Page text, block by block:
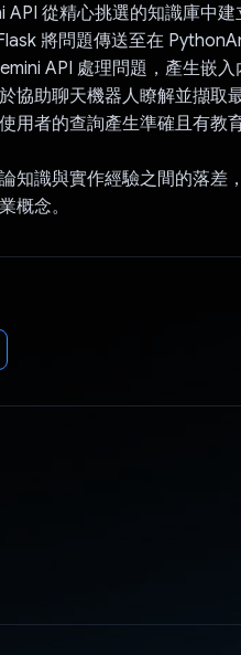
API 從精心挑選的知識庫中
將問題傳送至在
API 處理問題，產生嵌
協助聊天機器人瞭解並擷取
用者的查詢產生準確且有教
知識與實作經驗之間的落差
概念。